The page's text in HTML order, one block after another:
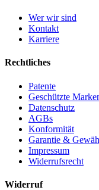
Wer wir sind
Kontakt
Karriere
Rechtliches
Patente
Geschützte
Datenschutz
AGBs
Konformität
Garantie &
Impressum
Widerrufsrecht
Widerruf